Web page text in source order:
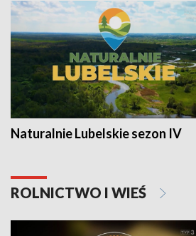
Naturalnie Lubelskie sezon IV
ROLNICTWO I WIEŚ